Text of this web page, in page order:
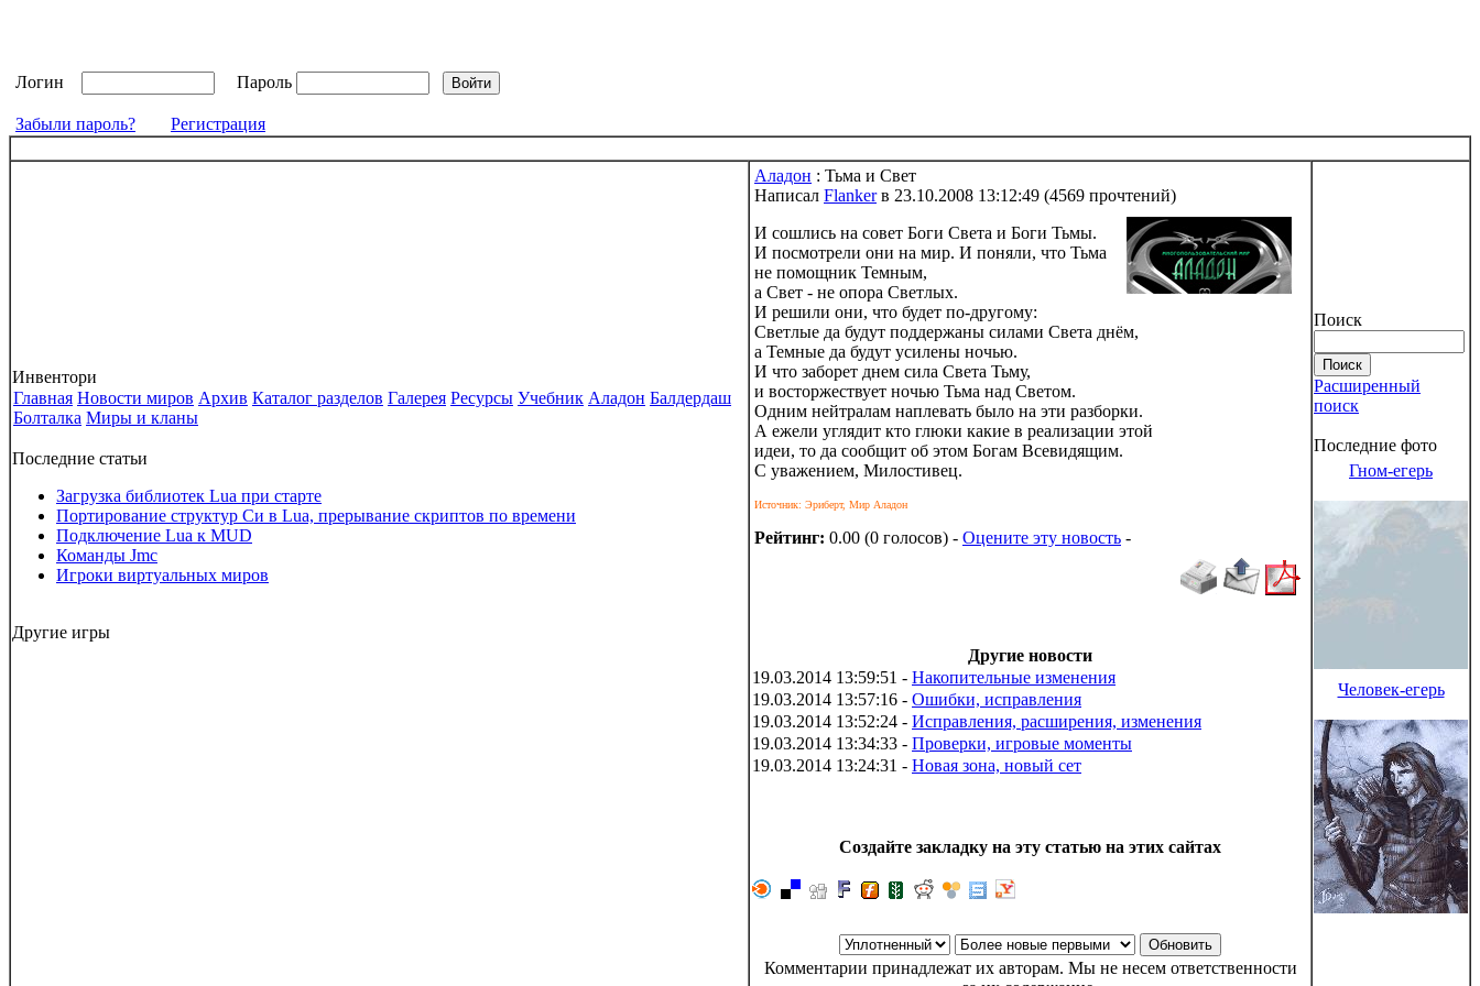
Логин Пароль
Забыли пароль? Регистрация
Инвентори
Главная Новости миров Архив Каталог разделов Галерея Ресурсы Учебник Аладон Балдердаш
Болталка Миры и кланы
Последние статьи
Загрузка библиотек Lua при старте
Портирование структур Си в Lua, прерывание скриптов по времени
Подключение Lua к MUD
Команды Jmc
Игроки виртуальных миров
Другие игры
Аладон : Тьма и Свет
Написал Flanker в 23.10.2008 13:12:49 (4569 прочтений)
И сошлись на совет Боги Света и Боги Тьмы.
И посмотрели они на мир. И поняли, что Тьма
не помощник Темным,
а Свет - не опора Светлых.
И решили они, что будет по-другому:
Светлые да будут поддержаны силами Света днём,
а Темные да будут усилены ночью.
И что заборет днем сила Света Тьму,
и восторжествует ночью Тьма над Светом.
Одним нейтралам наплевать было на эти разборки.
А ежели углядит кто глюки какие в реализации этой
идеи, то да сообщит об этом Богам Всевидящим.
С уважением, Милостивец.
Источник: Эриберт, Мир Аладон
Рейтинг: 0.00 (0 голосов) - Оцените эту новость -
Другие новости
19.03.2014 13:59:51 - Накопительные изменения
19.03.2014 13:57:16 - Ошибки, исправления
19.03.2014 13:52:24 - Исправления, расширения, изменения
19.03.2014 13:34:33 - Проверки, игровые моменты
19.03.2014 13:24:31 - Новая зона, новый сет
Создайте закладку на эту статью на этих сайтах
Комментарии принадлежат их авторам. Мы не несем ответственности
Поиск
Расширенный
поиск
Последние фото
Гном-егерь
Человек-егерь